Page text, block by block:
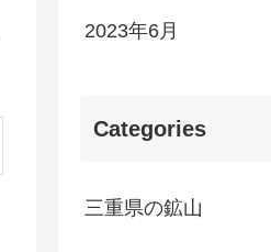
2023年6月
Categories
三重県の鉱山